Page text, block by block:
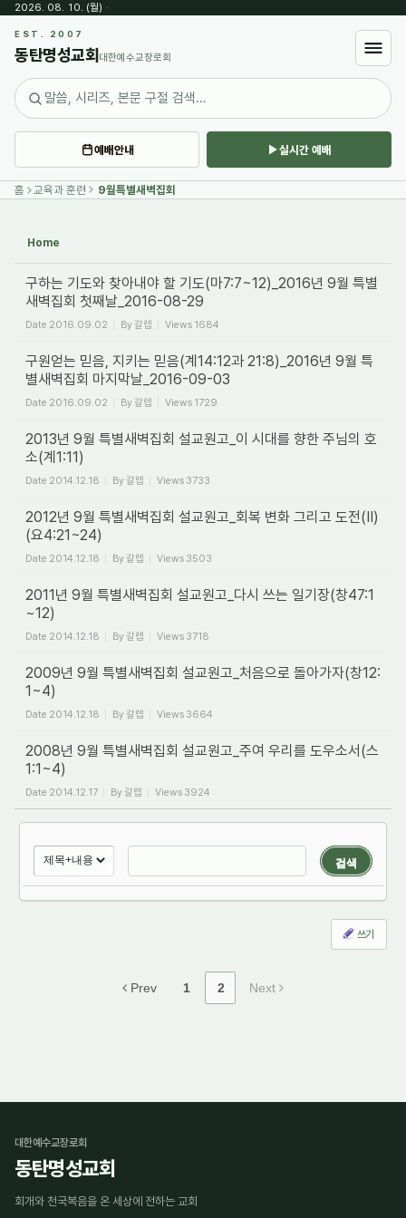
2026. 08. 10. (월) ·
EST. 2007
동탄명성교회 대한예수교장로회
예배안내 실시간 예배
홈 교육과 훈련 9월특별새벽집회
Home
구하는 기도와 찾아내야 할 기도(마7:7~12)_2016년 9월 특별
새벽집회 첫째날_2016-08-29
Date 2016.09.02 By갈렙 Views 1684
구원얻는 믿음, 지키는 믿음(계14:12과 21:8)_2016년 9월 특
별새벽집회 마지막날_2016-09-03
Date 2016.09.02 By갈렙 Views 1729
2013년 9월 특별새벽집회 설교원고_이 시대를 향한 주님의 호
소(계1:11)
Date 2014.12.18 By갈렙 Views 3733
2012년 9월 특별새벽집회 설교원고_회복 변화 그리고 도전(II)
(요4:21~24)
Date 2014.12.18 By갈렙 Views 3503
2011년 9월 특별새벽집회 설교원고_다시 쓰는 일기장(창47:1
~12)
Date 2014.12.18 By갈렙 Views 3718
2009년 9월 특별새벽집회 설교원고_처음으로 돌아가자(창12:
1~4)
Date 2014.12.18 By갈렙 Views 3664
2008년 9월 특별새벽집회 설교원고_주여 우리를 도우소서(스
1:1~4)
Date 2014.12.17 By갈렙 Views 3924
검색
쓰기
Prev 1 2 Next
대한예수교장로회
동탄명성교회
회개와 천국복음을 온 세상에 전하는 교회
Sketchbook5, 스케치북5
Sketchbook5, 스케치북5